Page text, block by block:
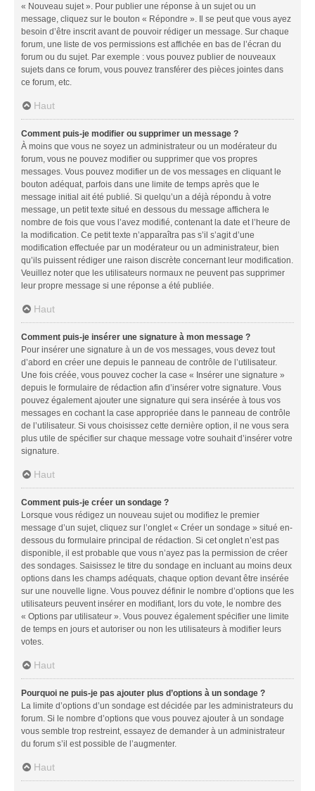
« Nouveau sujet ». Pour publier une réponse à un sujet ou un
message, cliquez sur le bouton « Répondre ». Il se peut que vous ayez
besoin d’être inscrit avant de pouvoir rédiger un message. Sur chaque
forum, une liste de vos permissions est affichée en bas de l’écran du
forum ou du sujet. Par exemple : vous pouvez publier de nouveaux
sujets dans ce forum, vous pouvez transférer des pièces jointes dans
ce forum, etc.
Haut
Comment puis-je modifier ou supprimer un message ?
À moins que vous ne soyez un administrateur ou un modérateur du
forum, vous ne pouvez modifier ou supprimer que vos propres
messages. Vous pouvez modifier un de vos messages en cliquant le
bouton adéquat, parfois dans une limite de temps après que le
message initial ait été publié. Si quelqu’un a déjà répondu à votre
message, un petit texte situé en dessous du message affichera le
nombre de fois que vous l’avez modifié, contenant la date et l’heure de
la modification. Ce petit texte n’apparaîtra pas s’il s’agit d’une
modification effectuée par un modérateur ou un administrateur, bien
qu’ils puissent rédiger une raison discrète concernant leur modification.
Veuillez noter que les utilisateurs normaux ne peuvent pas supprimer
leur propre message si une réponse a été publiée.
Haut
Comment puis-je insérer une signature à mon message ?
Pour insérer une signature à un de vos messages, vous devez tout
d’abord en créer une depuis le panneau de contrôle de l’utilisateur.
Une fois créée, vous pouvez cocher la case « Insérer une signature »
depuis le formulaire de rédaction afin d’insérer votre signature. Vous
pouvez également ajouter une signature qui sera insérée à tous vos
messages en cochant la case appropriée dans le panneau de contrôle
de l’utilisateur. Si vous choisissez cette dernière option, il ne vous sera
plus utile de spécifier sur chaque message votre souhait d’insérer votre
signature.
Haut
Comment puis-je créer un sondage ?
Lorsque vous rédigez un nouveau sujet ou modifiez le premier
message d’un sujet, cliquez sur l’onglet « Créer un sondage » situé en-
dessous du formulaire principal de rédaction. Si cet onglet n’est pas
disponible, il est probable que vous n’ayez pas la permission de créer
des sondages. Saisissez le titre du sondage en incluant au moins deux
options dans les champs adéquats, chaque option devant être insérée
sur une nouvelle ligne. Vous pouvez définir le nombre d’options que les
utilisateurs peuvent insérer en modifiant, lors du vote, le nombre des
« Options par utilisateur ». Vous pouvez également spécifier une limite
de temps en jours et autoriser ou non les utilisateurs à modifier leurs
votes.
Haut
Pourquoi ne puis-je pas ajouter plus d’options à un sondage ?
La limite d’options d’un sondage est décidée par les administrateurs du
forum. Si le nombre d’options que vous pouvez ajouter à un sondage
vous semble trop restreint, essayez de demander à un administrateur
du forum s’il est possible de l’augmenter.
Haut